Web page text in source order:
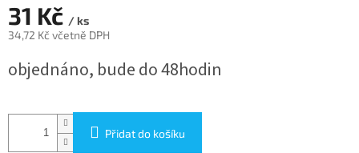
31 Kč / ks
34,72 Kč včetně DPH
cena:
objednáno, bude do 48hodin
Přidat do košíku